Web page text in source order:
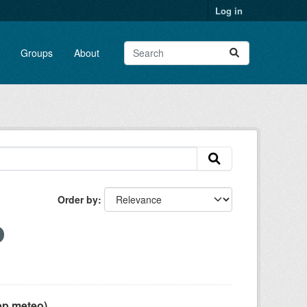
Log in
Groups About
Order by